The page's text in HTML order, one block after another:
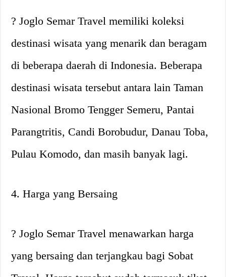
? Joglo Semar Travel memiliki koleksi
destinasi wisata yang menarik dan beragam
di beberapa daerah di Indonesia. Beberapa
destinasi wisata tersebut antara lain Taman
Nasional Bromo Tengger Semeru, Pantai
Parangtritis, Candi Borobudur, Danau Toba,
Pulau Komodo, dan masih banyak lagi.
4. Harga yang Bersaing
? Joglo Semar Travel menawarkan harga
yang bersaing dan terjangkau bagi Sobat